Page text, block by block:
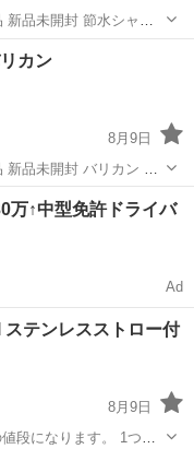
お気軽にコメントくだ
カン
8月9日
どありましたらコメント
市内
バリカン
万↑中型免許ドライバ
Ad
ステンレスストロー付
8月9日
段になります。 1つ辺